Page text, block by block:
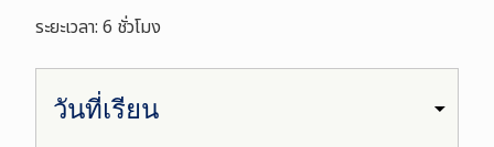
ระยะเวลา: 6 ชั่วโมง